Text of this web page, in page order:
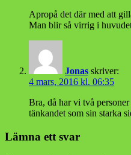
Apropå det där med att
Man blir så virrig i
Jonas skriver:
4 mars, 2016 kl. 06:35
Bra, då har vi två
tänkandet som sin starka
Lämna ett svar